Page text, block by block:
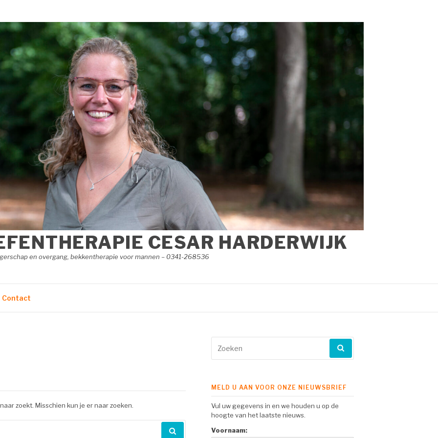
CESAR HARDERWIJK
en overgang, bekkentherapie voor mannen – 0341-268536
Contact
zoekt. Misschien kun je er naar zoeken.
naar:
MELD U AAN VOOR ONZE NIEUWSBRIEF
Vul uw gegevens in en we houden u op de
hoogte van het laatste nieuws.
Voornaam: